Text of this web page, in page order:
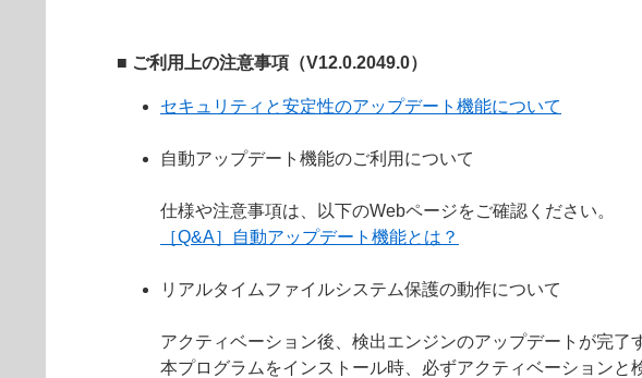
■ ご利用上の注意事項（V12.0.2049.0）
セキュリティと安定性のアップデート機能について
自動アップデート機能のご利用について
仕様や注意事項は、以下のWebページをご確認ください。
［Q&A］自動アップデート機能とは？
リアルタイムファイルシステム保護の動作について
アクティベーション後、検出エンジンのアップデートが完了
本プログラムをインストール時、必ずアクティベーションと